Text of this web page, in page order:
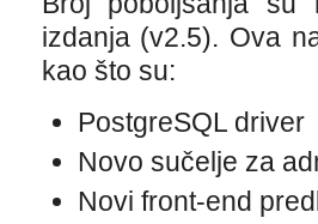
izdanja (v2.5). Ova
kao što su:
PostgreSQL driver
Novo sučelje za
Novi front-end